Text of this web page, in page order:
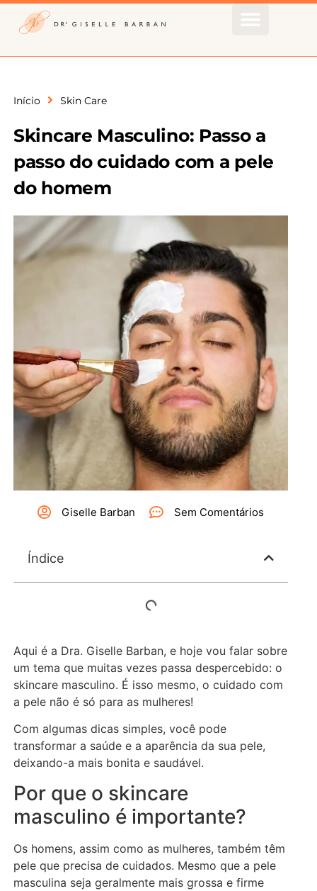
Início Skin Care
Skincare Masculino: Passo a
passo do cuidado com a pele
do homem
Giselle Barban Sem Comentários
Índice
Aqui é a Dra. Giselle Barban, e hoje vou falar sobre
um tema que muitas vezes passa despercebido: o
skincare masculino. É isso mesmo, o cuidado com
a pele não é só para as mulheres!
Com algumas dicas simples, você pode
transformar a saúde e a aparência da sua pele,
deixando-a mais bonita e saudável.
Por que o skincare
masculino é importante?
Os homens, assim como as mulheres, também têm
pele que precisa de cuidados. Mesmo que a pele
masculina seja geralmente mais grossa e firme